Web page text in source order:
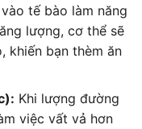
tế bào làm năng
lượng, cơ thể sẽ
khiến bạn thèm ăn
Khi lượng đường
việc vất vả hơn